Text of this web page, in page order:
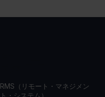
RMS（リモート・マネジメン
ト・システム）